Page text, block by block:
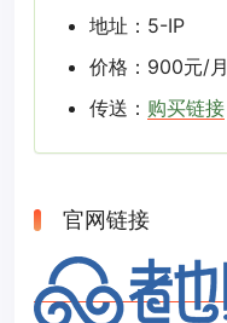
地址：5-IP
价格：900元/月
传送： 购买链接
官网链接